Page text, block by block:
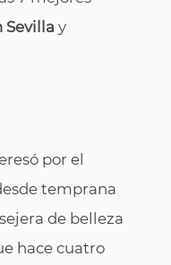
Sevilla y
por el
temprana
de belleza
hace cuatro